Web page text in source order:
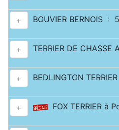
+ BOUVIER BERNOIS :
+ TERRIER DE
+ BEDLINGTON
+ FOX TERRIER à